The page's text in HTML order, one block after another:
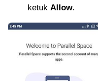
ketuk Allow.